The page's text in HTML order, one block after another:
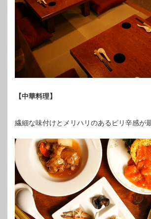
【中華料理】
繊細な味付けとメリハリのあるピリ辛感が